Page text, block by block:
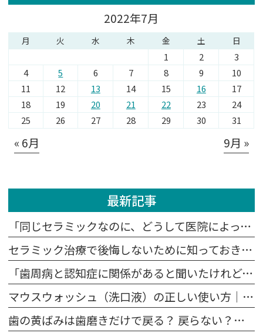
2022年7月
月 火 水 木 金 土 日
1 2
3
4
5 6 7 8 9
10
11
12 13 14 15 16
17
18
19 20 21 22 23
24
25
26 27 28 29 30 31
« 6月 9月 »
最新記事
「同じセラミックなのに、どうして医院によって値段が違うの？」
セラミック治療で後悔しないために知っておきたい5つの注意点
「歯周病と認知症に関係があると聞いたけれど、本当？」
マウスウォッシュ（洗口液）の正しい使い方｜歯磨きの前？後？効果を高めるポイント
歯の黄ばみは歯磨きだけで戻る？ 戻らない？原因別に解説します